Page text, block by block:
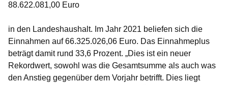
88.622.081,00 Euro
in den Landeshaushalt. Im Jahr 2021 beliefen sich die
Einnahmen auf 66.325.026,06 Euro. Das Einnahmeplus
beträgt damit rund 33,6 Prozent. „Dies ist ein neuer
Rekordwert, sowohl was die Gesamtsumme als auch was
den Anstieg gegenüber dem Vorjahr betrifft. Dies liegt